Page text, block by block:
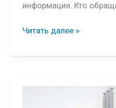
информация. Кто
Купить
бани
Читать далее »